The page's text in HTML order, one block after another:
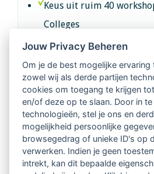
Keus uit ruim 40
Colleges
Intervisie met
Netwerk van 2100
regio's
Vindbaar voor
Tijdschrift voor
Jouw Privacy Beheren
Om je de best mogelijke ervaring
zowel wij als derde partijen
cookies om toegang te krijgen
en/of deze op te slaan. Door in
technologieën, stel je ons en
mogelijkheid persoonlijke
browsegedrag of unieke ID's op
verwerken. Indien je geen
intrekt, kan dit bepaalde